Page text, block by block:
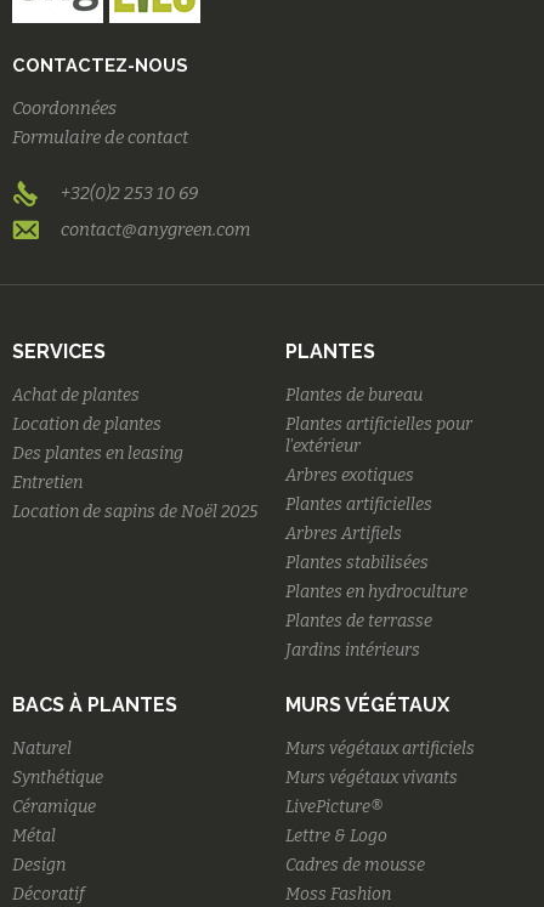
CONTACTEZ-NOUS
Coordonnées
Formulaire de contact
+32(0)2 253 10 69
contact@anygreen.com
SERVICES
Achat de plantes
Location de plantes
Des plantes en leasing
Entretien
Location de sapins de Noël 2025
PLANTES
Plantes de bureau
Plantes artificielles pour
l'extérieur
Arbres exotiques
Plantes artificielles
Arbres Artifiels
Plantes stabilisées
Plantes en hydroculture
Plantes de terrasse
Jardins intérieurs
BACS À PLANTES
Naturel
Synthétique
Céramique
Métal
Design
Décoratif
MURS VÉGÉTAUX
Murs végétaux artificiels
Murs végétaux vivants
LivePicture®
Lettre & Logo
Cadres de mousse
Moss Fashion